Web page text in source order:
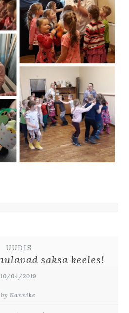
UUDIS
saksa keeles!
10/04/2019
by Kannike